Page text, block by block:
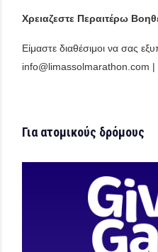
Χρειαζεστε Περαιτέρω
Είμαστε διαθέσιμοι να σας
info@limassolmarathon.com
Για ατομικούς δρόμους